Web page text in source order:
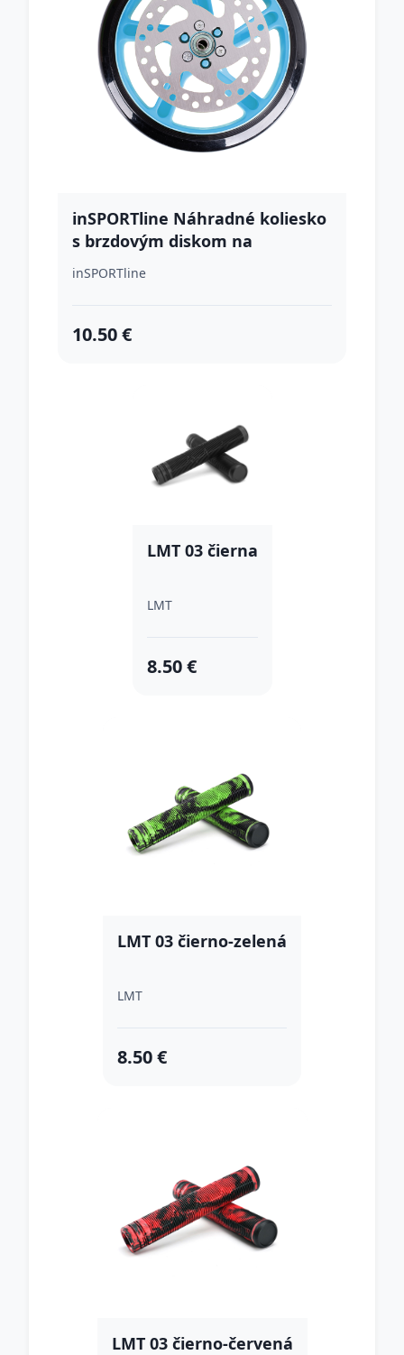
inSPORTline Náhradné koliesko
s brzdovým diskom na
kolobežku Discola 200x30mm
inSPORTline
10.50 €
LMT 03 čierna
LMT
8.50 €
LMT 03 čierno-zelená
LMT
8.50 €
LMT 03 čierno-červená